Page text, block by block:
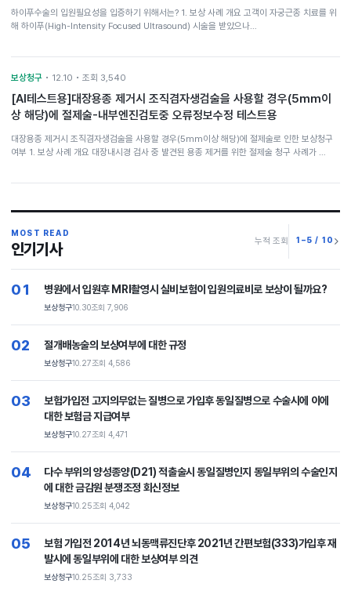
하이푸수술의 입원필요성을 입증하기 위해서는? 1. 보상 사례 개요 고객이 자궁근종 치료를 위
해 하이푸(High-Intensity Focused Ultrasound) 시술을 받았으나…
보상청구 • 12.10 • 조회 3,540
[AI테스트용]대장용종 제거시 조직겸자생검술을 사용할 경우(5mm이
상 해당)에 절제술-내부엔진검토중 오류정보수정 테스트용
대장용종 제거시 조직겸자생검술을 사용할 경우(5mm이상 해당)에 절제술로 인한 보상청구
여부 1. 보상 사례 개요 대장내시경 검사 중 발견된 용종 제거를 위한 절제술 청구 사례가 …
MOST READ
인기기사 누적 조회 1–5 / 10
01 병원에서 입원후 MRI촬영시 실비보험이 입원의료비로 보상이 될까요?
보상청구10.30조회 7,906
02 절개배농술의 보상여부에 대한 규정
보상청구10.27조회 4,586
03
보험가입전 고지의무없는 질병으로 가입후 동일질병으로 수술시에 이에
대한 보험금 지급여부
보상청구10.27조회 4,471
04
다수 부위의 양성종양(D21) 적출술시 동일질병인지 동일부위의 수술인지
에 대한 금감원 분쟁조정 회신정보
보상청구10.25조회 4,042
05
보험 가입전 2014년 뇌동맥류진단후 2021년 간편보험(333)가입후 재
발시에 동일부위에 대한 보상여부 의견
보상청구10.25조회 3,733